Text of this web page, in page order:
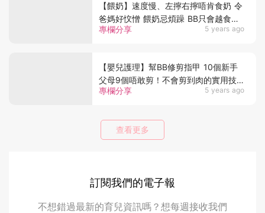
專欄分享 5 years ago
【餵奶】速度慢、左擰右擰唔肯食奶 令
爸媽好忟憎 餵奶忌煩躁 BB只會越食越
差
專欄分享 5 years ago
【嬰兒護理】幫BB修剪指甲 10個新手
父母9個唔敢剪！不會剪到肉的實用技
巧
查看更多
訂閱我們的電子報
不想錯過最新的育兒資訊嗎？想每週接收我們